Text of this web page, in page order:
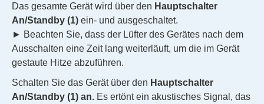
Das gesamte Gerät wird über den Hauptschalter
An/Standby (1) ein- und ausgeschaltet.
► Beachten Sie, dass der Lüfter des Gerätes nach dem
Ausschalten eine Zeit lang weiterläuft, um die im Gerät
gestaute Hitze abzuführen.
Schalten Sie das Gerät über den Hauptschalter
An/Standby (1) an. Es ertönt ein akustisches Signal, das